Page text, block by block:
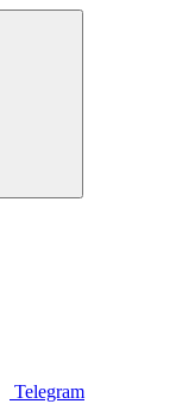
Telegram